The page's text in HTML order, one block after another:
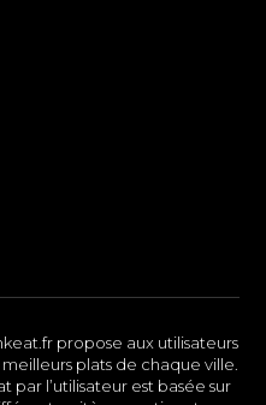
propose aux utilisateurs
plats de chaque ville.
l’utilisateur est basée sur